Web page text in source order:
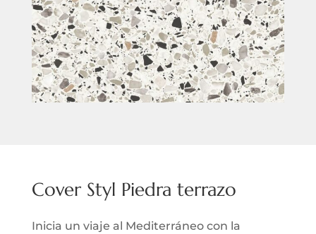
Cover Styl Piedra terrazo
Inicia un viaje al Mediterráneo con la